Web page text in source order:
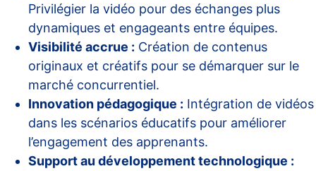
Privilégier la vidéo pour des échanges plus
dynamiques et engageants entre équipes.
Visibilité accrue : Création de contenus
originaux et créatifs pour se démarquer sur le
marché concurrentiel.
Innovation pédagogique : Intégration de vidéos
dans les scénarios éducatifs pour améliorer
l’engagement des apprenants.
Support au développement technologique :